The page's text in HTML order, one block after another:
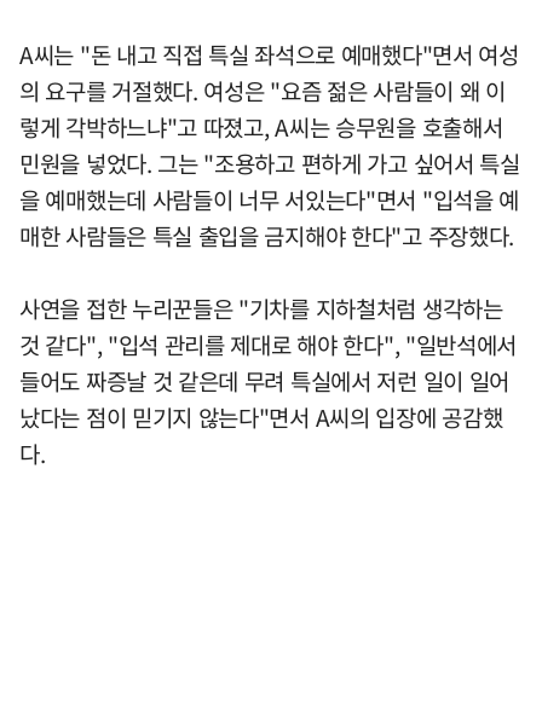
A씨는 "돈 내고 직접 특실 좌석으로 예매했다"면서 여성
의 요구를 거절했다. 여성은 "요즘 젊은 사람들이 왜 이
렇게 각박하느냐"고 따졌고, A씨는 승무원을 호출해서
민원을 넣었다. 그는 "조용하고 편하게 가고 싶어서 특실
을 예매했는데 사람들이 너무 서있는다"면서 "입석을 예
매한 사람들은 특실 출입을 금지해야 한다"고 주장했다.
사연을 접한 누리꾼들은 "기차를 지하철처럼 생각하는
것 같다", "입석 관리를 제대로 해야 한다", "일반석에서
들어도 짜증날 것 같은데 무려 특실에서 저런 일이 일어
났다는 점이 믿기지 않는다"면서 A씨의 입장에 공감했
다.